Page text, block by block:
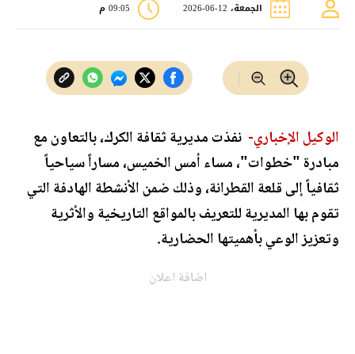
الجمعة، 12-06-2026 09:05 م
الوكيل الإخباري- نفذت مديرية ثقافة الكرك، بالتعاون مع
مبادرة "خطوات"، مساء أمس الخميس، مساراً سياحياً
ثقافياً إلى قلعة القطرانة، وذلك ضمن الأنشطة الهادفة التي
تقوم بها المديرية للتعريف بالمواقع التاريخية والأثرية
وتعزيز الوعي بأهميتها الحضارية.
اضافة اعلان